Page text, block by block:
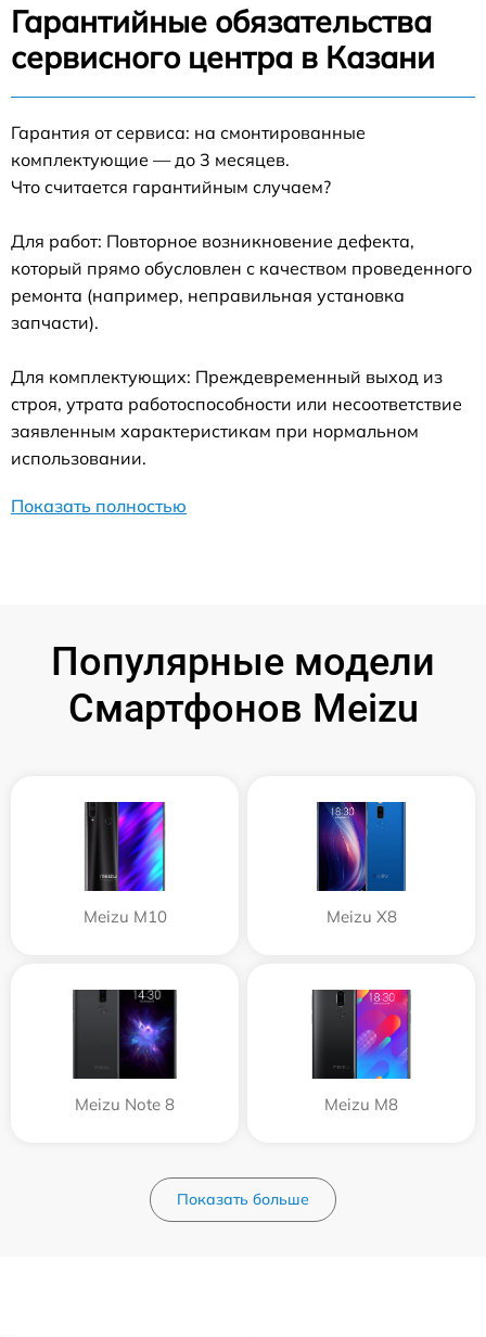
Гарантийные обязательства
сервисного центра в Казани
Гарантия от сервиса: на смонтированные
комплектующие — до 3 месяцев.
Что считается гарантийным случаем?
Для работ: Повторное возникновение дефекта,
который прямо обусловлен с качеством проведенного
ремонта (например, неправильная установка
запчасти).
Для комплектующих: Преждевременный выход из
строя, утрата работоспособности или несоответствие
заявленным характеристикам при нормальном
использовании.
Показать полностью
Популярные модели
Смартфонов Meizu
Meizu M10 Meizu X8
Meizu Note 8 Meizu M8
Показать больше